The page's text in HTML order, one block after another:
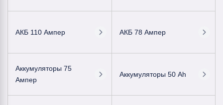
АКБ 110 Ампер АКБ 78 Ампер
Аккумуляторы 75
Ампер
Аккумуляторы 50 Ah